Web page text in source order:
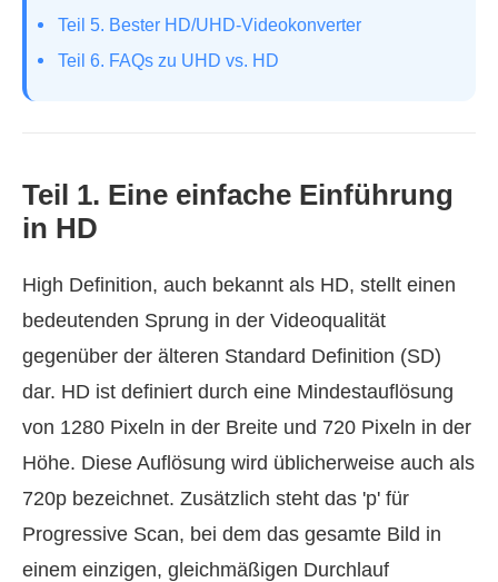
Teil 5. Bester HD/UHD-Videokonverter
Teil 6. FAQs zu UHD vs. HD
Teil 1. Eine einfache Einführung
in HD
High Definition, auch bekannt als HD, stellt einen
bedeutenden Sprung in der Videoqualität
gegenüber der älteren Standard Definition (SD)
dar. HD ist definiert durch eine Mindestauflösung
von 1280 Pixeln in der Breite und 720 Pixeln in der
Höhe. Diese Auflösung wird üblicherweise auch als
720p bezeichnet. Zusätzlich steht das 'p' für
Progressive Scan, bei dem das gesamte Bild in
einem einzigen, gleichmäßigen Durchlauf